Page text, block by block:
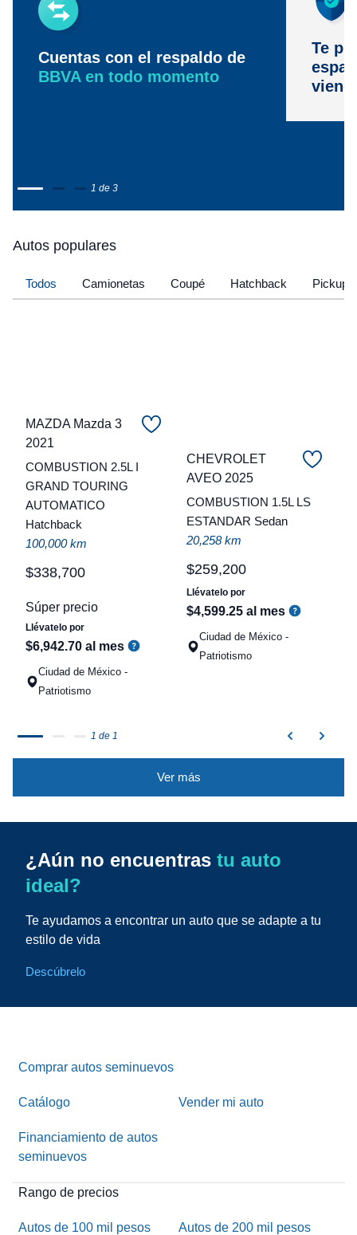
Cuentas con el respaldo de
BBVA en todo momento
Te
1 de 3
Autos populares
Todos Camionetas Coupé Hatchback Pickup
MAZDA Mazda 3
2021
COMBUSTION 2.5L I
GRAND TOURING
AUTOMATICO
Hatchback
100,000 km
$338,700
Súper precio
Llévatelo por
$6,942.70 al mes
Ciudad de México -
Patriotismo
CHEVROLET
AVEO 2025
COMBUSTION 1.5L LS
ESTANDAR Sedan
20,258 km
$259,200
Llévatelo por
$4,599.25 al mes
Ciudad de México -
Patriotismo
1 de 1
Ver más
¿Aún no encuentras tu auto
ideal?
Te ayudamos a encontrar un auto que se adapte a tu
estilo de vida
Descúbrelo
Comprar autos seminuevos
Catálogo Vender mi auto
Financiamiento de autos
seminuevos
Rango de precios
Autos de 100 mil pesos Autos de 200 mil pesos